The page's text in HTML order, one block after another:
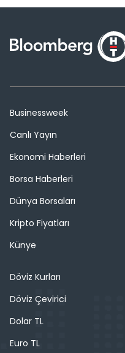
Businessweek
Canlı Yayın
Ekonomi Haberleri
Borsa Haberleri
Dünya Borsaları
Kripto Fiyatları
Künye
Döviz Kurları
Döviz Çevirici
Dolar TL
Euro TL